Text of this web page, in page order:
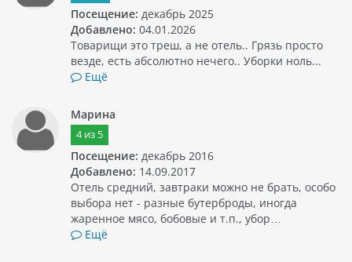
Посещение: декабрь 2025
Добавлено: 04.01.2026
Товарищи это треш, а не отель.. Грязь просто
везде, есть абсолютно нечего.. Уборки ноль...
Ещё
Марина
4из 5
Посещение: декабрь 2016
Добавлено: 14.09.2017
Отель средний, завтраки можно не брать, особо
выбора нет - разные бутерброды, иногда
жаренное мясо, бобовые и т.п., убор…
Ещё